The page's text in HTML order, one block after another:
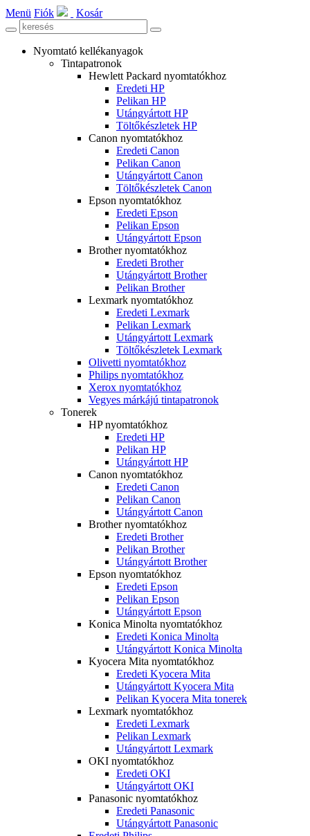
Menü Fiók Kosár
Nyomtató kellékanyagok
Tintapatronok
Hewlett Packard nyomtatókhoz
Eredeti HP
Pelikan HP
Utángyártott HP
Töltőkészletek HP
Canon nyomtatókhoz
Eredeti Canon
Pelikan Canon
Utángyártott Canon
Töltőkészletek Canon
Epson nyomtatókhoz
Eredeti Epson
Pelikan Epson
Utángyártott Epson
Brother nyomtatókhoz
Eredeti Brother
Utángyártott Brother
Pelikan Brother
Lexmark nyomtatókhoz
Eredeti Lexmark
Pelikan Lexmark
Utángyártott Lexmark
Töltőkészletek Lexmark
Olivetti nyomtatókhoz
Philips nyomtatókhoz
Xerox nyomtatókhoz
Vegyes márkájú tintapatronok
Tonerek
HP nyomtatókhoz
Eredeti HP
Pelikan HP
Utángyártott HP
Canon nyomtatókhoz
Eredeti Canon
Pelikan Canon
Utángyártott Canon
Brother nyomtatókhoz
Eredeti Brother
Pelikan Brother
Utángyártott Brother
Epson nyomtatókhoz
Eredeti Epson
Pelikan Epson
Utángyártott Epson
Konica Minolta nyomtatókhoz
Eredeti Konica Minolta
Utángyártott Konica Minolta
Kyocera Mita nyomtatókhoz
Eredeti Kyocera Mita
Utángyártott Kyocera Mita
Pelikan Kyocera Mita tonerek
Lexmark nyomtatókhoz
Eredeti Lexmark
Pelikan Lexmark
Utángyártott Lexmark
OKI nyomtatókhoz
Eredeti OKI
Utángyártott OKI
Panasonic nyomtatókhoz
Eredeti Panasonic
Utángyártott Panasonic